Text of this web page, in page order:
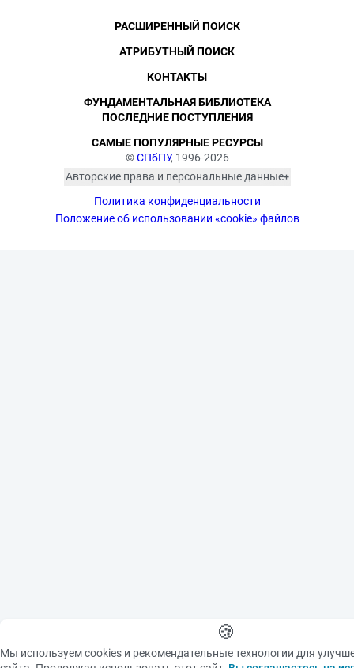
©СПбПУ, 1996-2026
Авторские права и персональные данные
изображённых лиц в соответствии
с требованиями законодательства
Политика конфиденциальности
Положение об использовании «cookie» файлов
РАСШИРЕННЫЙ ПОИСК
АТРИБУТНЫЙ ПОИСК
КОНТАКТЫ
ФУНДАМЕНТАЛЬНАЯ БИБЛИОТЕКА
ПОСЛЕДНИЕ ПОСТУПЛЕНИЯ
САМЫЕ ПОПУЛЯРНЫЕ РЕСУРСЫ
🍪
Мы используем cookies и рекомендательные технологии для